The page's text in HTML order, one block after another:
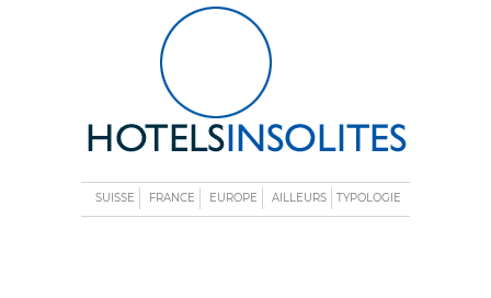
SUISSE FRANCE EUROPE AILLEURS TYPOLOGIE